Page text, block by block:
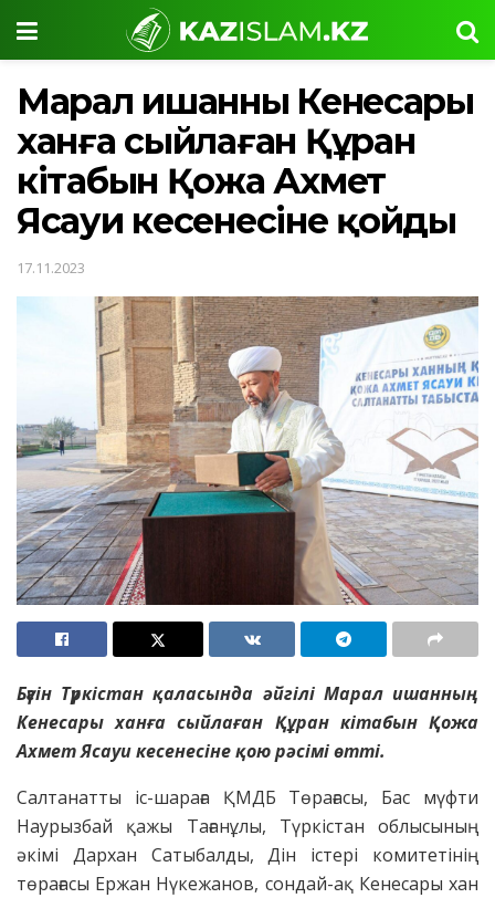
Марал ишанның Кенесары
ханға сыйлаған Құран
кітабын Қожа Ахмет
Ясауи кесенесіне қойды
17.11.2023
Бүгін Түркістан қаласында әйгілі Марал ишанның
Кенесары ханға сыйлаған Құран кітабын Қожа
Ахмет Ясауи кесенесіне қою рәсімі өтті.
Салтанатты іс-шараға ҚМДБ Төрағасы, Бас мүфти
Наурызбай қажы Тағанұлы, Түркістан облысының
әкімі Дархан Сатыбалды, Дін істері комитетінің
төрағасы Ержан Нүкежанов, сондай-ақ Кенесары хан